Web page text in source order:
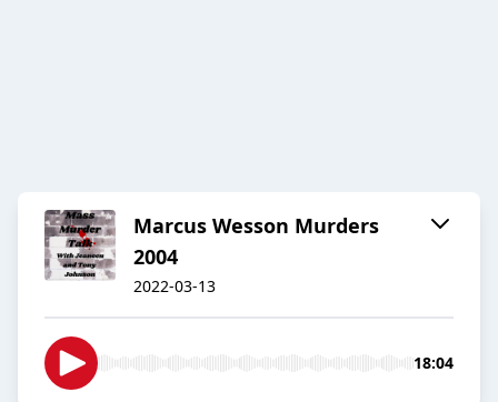
Marcus Wesson Murders
2004
2022-03-13
18:04